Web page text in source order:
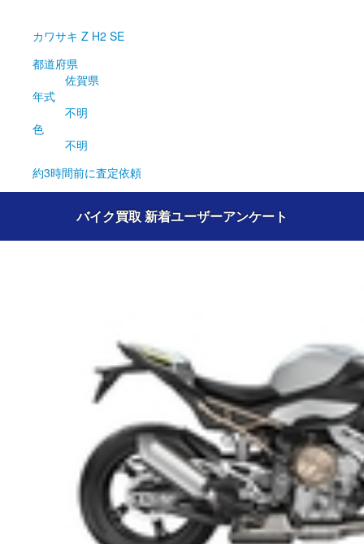
カワサキ Z H2 SE
都道府県
佐賀県
年式
不明
色
不明
約3時間前に査定依頼
バイク買取 新着ユーザーアンケート